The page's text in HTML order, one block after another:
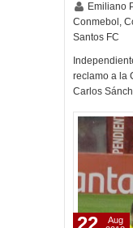
Emiliano
Conmebol ,
Santos FC
reclamo a la
Carlos
22
Aug